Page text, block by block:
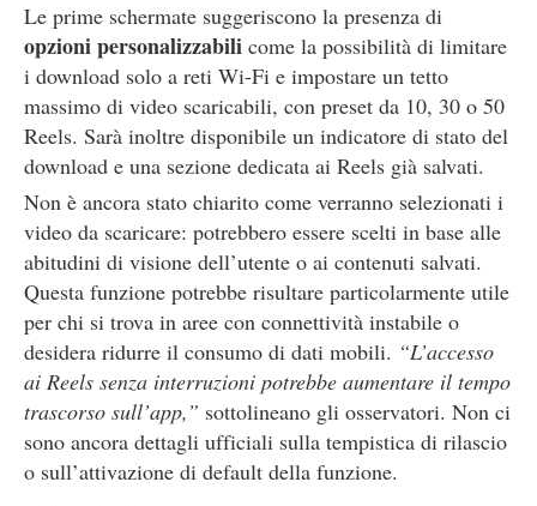
Le prime schermate suggeriscono la presenza di
opzioni personalizzabili come la possibilità di limitare
i download solo a reti Wi-Fi e impostare un tetto
massimo di video scaricabili, con preset da 10, 30 o 50
Reels. Sarà inoltre disponibile un indicatore di stato del
download e una sezione dedicata ai Reels già salvati.
Non è ancora stato chiarito come verranno selezionati i
video da scaricare: potrebbero essere scelti in base alle
abitudini di visione dell’utente o ai contenuti salvati.
Questa funzione potrebbe risultare particolarmente utile
per chi si trova in aree con connettività instabile o
desidera ridurre il consumo di dati mobili. “L’accesso
ai Reels senza interruzioni potrebbe aumentare il tempo
trascorso sull’app,” sottolineano gli osservatori. Non ci
sono ancora dettagli ufficiali sulla tempistica di rilascio
o sull’attivazione di default della funzione.